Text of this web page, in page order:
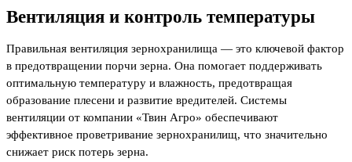
Вентиляция и контроль температуры
Правильная вентиляция зернохранилища — это ключевой фактор
в предотвращении порчи зерна. Она помогает поддерживать
оптимальную температуру и влажность, предотвращая
образование плесени и развитие вредителей. Системы
вентиляции от компании «Твин Агро» обеспечивают
эффективное проветривание зернохранилищ, что значительно
снижает риск потерь зерна.